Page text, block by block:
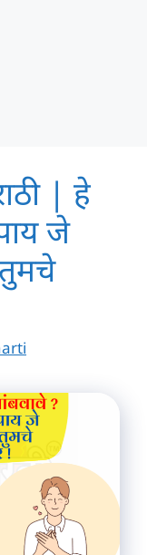
| हे
जे
तुमचे